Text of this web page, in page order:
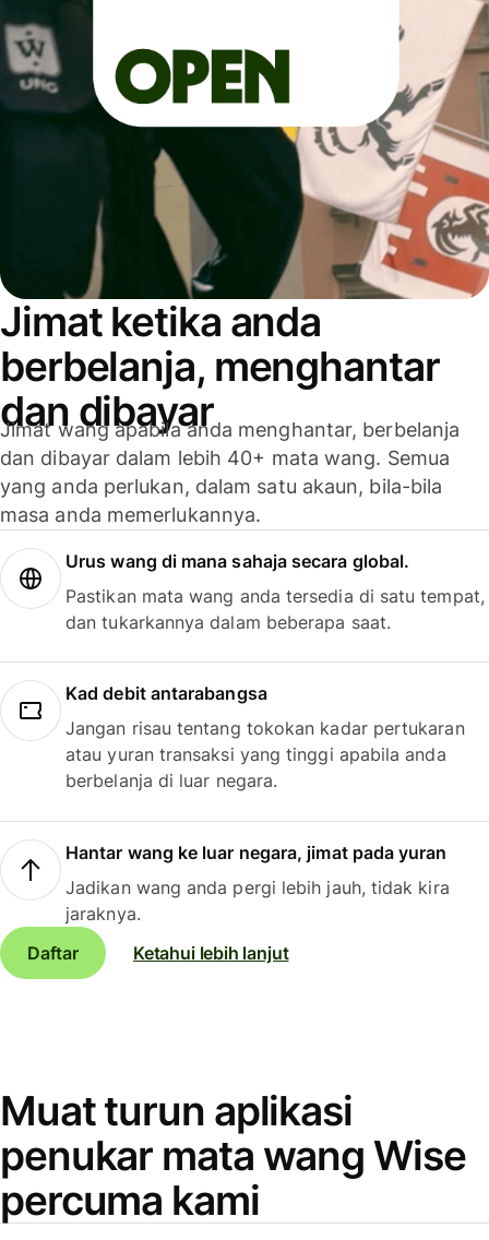
Jimat ketika anda
berbelanja, menghantar
dan dibayar
Jimat wang apabila anda menghantar, berbelanja
dan dibayar dalam lebih 40+ mata wang. Semua
yang anda perlukan, dalam satu akaun, bila-bila
masa anda memerlukannya.
Urus wang di mana sahaja secara global.
Pastikan mata wang anda tersedia di satu tempat,
dan tukarkannya dalam beberapa saat.
Kad debit antarabangsa
Jangan risau tentang tokokan kadar pertukaran
atau yuran transaksi yang tinggi apabila anda
berbelanja di luar negara.
Hantar wang ke luar negara, jimat pada yuran
Jadikan wang anda pergi lebih jauh, tidak kira
jaraknya.
Daftar
Ketahui lebih lanjut
Muat turun aplikasi
penukar mata wang Wise
percuma kami